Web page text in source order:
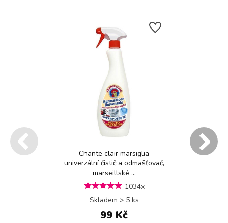
Chante clair marsiglia
univerzální čistič a odmašťovač,
marseillské ...
1034x
Skladem > 5 ks
99 Kč